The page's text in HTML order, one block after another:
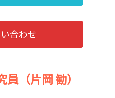
合わせ
（片岡 勧）